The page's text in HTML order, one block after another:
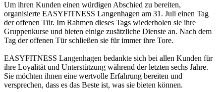
Um ihren Kunden einen würdigen Abschied zu bereiten,
organisierte EASYFITNESS Langenhagen am 31. Juli einen Tag
der offenen Tür. Im Rahmen dieses Tags wiederholen sie ihre
Gruppenkurse und bieten einige zusätzliche Dienste an. Nach dem
Tag der offenen Tür schließen sie für immer ihre Tore.
EASYFITNESS Langenhagen bedankte sich bei allen Kunden für
ihre Loyalität und Unterstützung während der letzten sechs Jahre.
Sie möchten ihnen eine wertvolle Erfahrung bereiten und
versprechen, dass es das Beste ist, was sie bieten können.